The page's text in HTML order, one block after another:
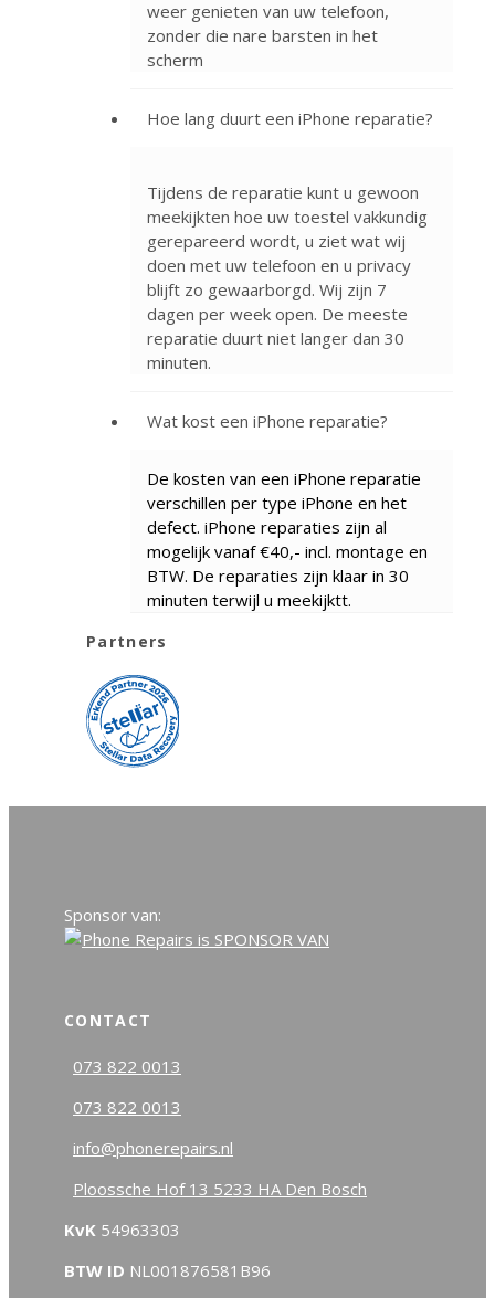
weer genieten van uw telefoon,
zonder die nare barsten in het
scherm
Hoe lang duurt een iPhone reparatie?
Tijdens de reparatie kunt u gewoon
meekijkten hoe uw toestel vakkundig
gerepareerd wordt, u ziet wat wij
doen met uw telefoon en u privacy
blijft zo gewaarborgd. Wij zijn 7
dagen per week open. De meeste
reparatie duurt niet langer dan 30
minuten.
Wat kost een iPhone reparatie?
De kosten van een iPhone reparatie
verschillen per type iPhone en het
defect. iPhone reparaties zijn al
mogelijk vanaf €40,- incl. montage en
BTW. De reparaties zijn klaar in 30
minuten terwijl u meekijktt.
Partners
Sponsor van:
CONTACT
073 822 0013
073 822 0013
info@phonerepairs.nl
Ploossche Hof 13 5233 HA Den Bosch
KvK 54963303
BTW ID NL001876581B96